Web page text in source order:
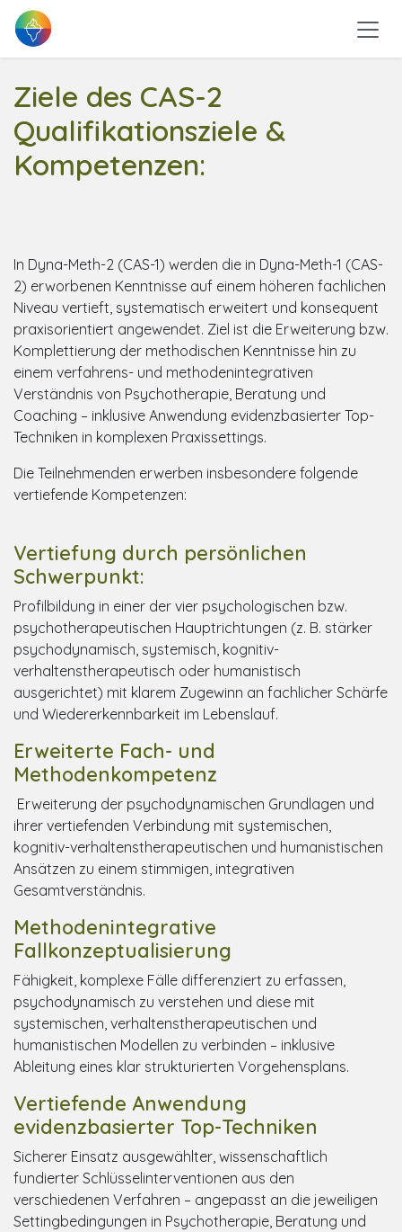
Zum Inhalt springen
Ziele des CAS-2
Qualifikationsziele &
Kompetenzen:
In Dyna-Meth-2 (CAS-1) werden die in Dyna-Meth-1 (CAS-
2) erworbenen Kenntnisse auf einem höheren fachlichen
Niveau vertieft, systematisch erweitert und konsequent
praxisorientiert angewendet. Ziel ist die Erweiterung bzw.
Komplettierung der methodischen Kenntnisse hin zu
einem verfahrens- und methodenintegrativen
Verständnis von Psychotherapie, Beratung und
Coaching – inklusive Anwendung evidenzbasierter Top-
Techniken in komplexen Praxissettings.
Die Teilnehmenden erwerben insbesondere folgende
vertiefende Kompetenzen:
Vertiefung durch persönlichen
Schwerpunkt:
Profilbildung in einer der vier psychologischen bzw.
psychotherapeutischen Hauptrichtungen (z. B. stärker
psychodynamisch, systemisch, kognitiv-
verhaltenstherapeutisch oder humanistisch
ausgerichtet) mit klarem Zugewinn an fachlicher Schärfe
und Wiedererkennbarkeit im Lebenslauf.
Erweiterte Fach- und
Methodenkompetenz
Erweiterung der psychodynamischen Grundlagen und
ihrer vertiefenden Verbindung mit systemischen,
kognitiv-verhaltenstherapeutischen und humanistischen
Ansätzen zu einem stimmigen, integrativen
Gesamtverständnis.
Methodenintegrative
Fallkonzeptualisierung
Fähigkeit, komplexe Fälle differenziert zu erfassen,
psychodynamisch zu verstehen und diese mit
systemischen, verhaltenstherapeutischen und
humanistischen Modellen zu verbinden – inklusive
Ableitung eines klar strukturierten Vorgehensplans.
Vertiefende Anwendung
evidenzbasierter Top-Techniken
Sicherer Einsatz ausgewählter, wissenschaftlich
fundierter Schlüsselinterventionen aus den
verschiedenen Verfahren – angepasst an die jeweiligen
Settingbedingungen in Psychotherapie, Beratung und